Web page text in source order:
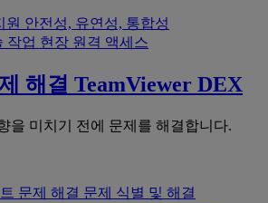
원 안전성, 유연성, 통합성
작업 현장 원격 액세스
해결 TeamViewer DEX
을 미치기 전에 문제를 해결합니다.
문제 해결 문제 식별 및 해결